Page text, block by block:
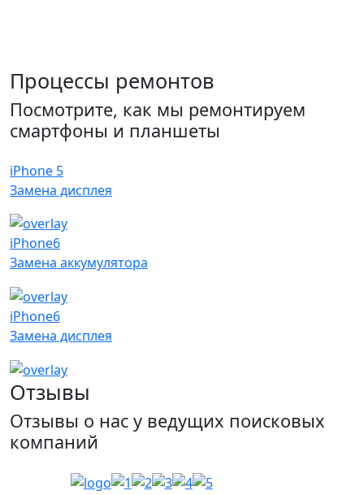
Процессы ремонтов
Посмотрите, как мы ремонтируем
смартфоны и планшеты
iPhone 5
Замена дисплея
iPhone6
Замена аккумулятора
iPhone6
Замена дисплея
Отзывы
Отзывы о нас у ведущих поисковых
компаний